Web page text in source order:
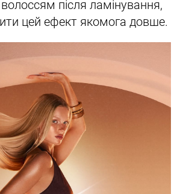
після ламінування,
цей ефект якомога довше.